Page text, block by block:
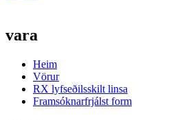
vara
Heim
Vörur
RX lyfseðilsskilt linsa
Framsóknarfrjálst form